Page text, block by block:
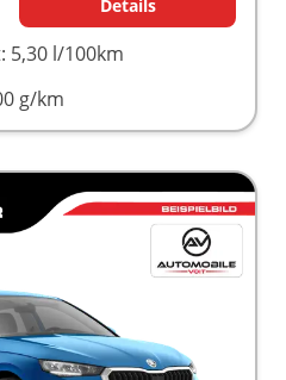
Details
5,30 l/100km
g/km